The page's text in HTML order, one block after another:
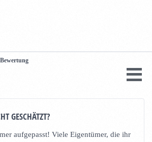
Bewertung
GESCHÄTZT?
aufgepasst! Viele Eigentümer, die ihr